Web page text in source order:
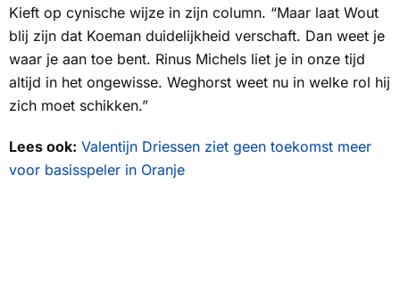
Kieft op cynische wijze in zijn column. “Maar laat Wout
blij zijn dat Koeman duidelijkheid verschaft. Dan weet je
waar je aan toe bent. Rinus Michels liet je in onze tijd
altijd in het ongewisse. Weghorst weet nu in welke rol hij
zich moet schikken.”
Lees ook: Valentijn Driessen ziet geen toekomst meer
voor basisspeler in Oranje